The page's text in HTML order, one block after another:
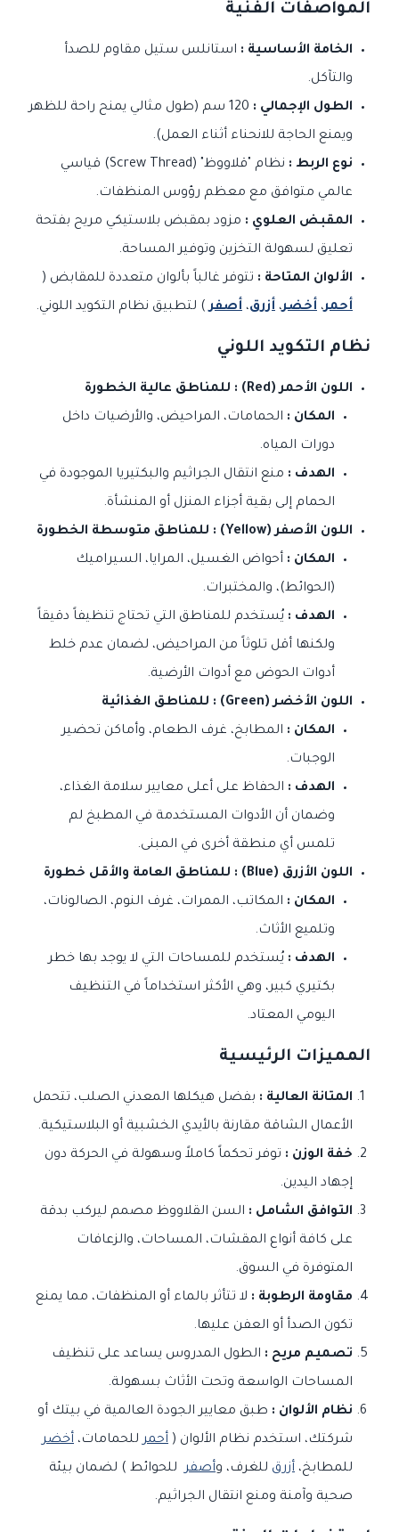
المواصفات الفنية
الخامة الأساسية : استانلس ستيل مقاوم للصدأ
والتآكل.
الطول الإجمالي :
120 سم (طول مثالي يمنح راحة للظهر
ويمنع الحاجة للانحناء أثناء العمل).
نوع الربط :
نظام "قلاووظ" (Screw Thread) قياسي
عالمي متوافق مع معظم رؤوس المنظفات.
المقبض العلوي : مزود بمقبض بلاستيكي مريح بفتحة
تعليق لسهولة التخزين وتوفير المساحة.
الألوان المتاحة : تتوفر غالباً بألوان متعددة للمقابض (
أحمر، أخضر، أزرق، أصفر ) لتطبيق نظام التكويد اللوني.
نظام التكويد اللوني
اللون الأحمر (Red) : للمناطق عالية الخطورة
المكان : الحمامات، المراحيض، والأرضيات داخل
دورات المياه.
الهدف : منع انتقال الجراثيم والبكتيريا الموجودة في
الحمام إلى بقية أجزاء المنزل أو المنشأة.
اللون الأصفر (Yellow) : للمناطق متوسطة الخطورة
المكان : أحواض الغسيل، المرايا، السيراميك
(الحوائط)، والمختبرات.
الهدف : يُستخدم للمناطق التي تحتاج تنظيفاً دقيقاً
ولكنها أقل تلوثاً من المراحيض، لضمان عدم خلط
أدوات الحوض مع أدوات الأرضية.
اللون الأخضر (Green) : للمناطق الغذائية
المكان : المطابخ، غرف الطعام، وأماكن تحضير
الوجبات.
الهدف : الحفاظ على أعلى معايير سلامة الغذاء،
وضمان أن الأدوات المستخدمة في المطبخ لم
تلمس أي منطقة أخرى في المبنى.
اللون الأزرق (Blue) : للمناطق العامة والأقل خطورة
المكان : المكاتب، الممرات، غرف النوم، الصالونات،
وتلميع الأثاث.
الهدف : يُستخدم للمساحات التي لا يوجد بها خطر
بكتيري كبير، وهي الأكثر استخداماً في التنظيف
اليومي المعتاد.
المميزات الرئيسية
المتانة العالية : بفضل هيكلها المعدني الصلب، تتحمل
الأعمال الشاقة مقارنة بالأيدي الخشبية أو البلاستيكية.
خفة الوزن : توفر تحكماً كاملاً وسهولة في الحركة دون
إجهاد اليدين.
التوافق الشامل : السن القلاووظ مصمم ليركب بدقة
على كافة أنواع المقشات، المساحات، والزعافات
المتوفرة في السوق.
مقاومة الرطوبة : لا تتأثر بالماء أو المنظفات، مما يمنع
تكون الصدأ أو العفن عليها.
تصميم مريح : الطول المدروس يساعد على تنظيف
المساحات الواسعة وتحت الأثاث بسهولة.
نظام الألوان : طبق معايير الجودة العالمية في بيتك أو
شركتك، استخدم نظام الألوان ( أحمرللحمامات، أخضر
للمطابخ، أزرق للغرف، وأصفرللحوائط ) لضمان بيئة
صحية وآمنة ومنع انتقال الجراثيم.